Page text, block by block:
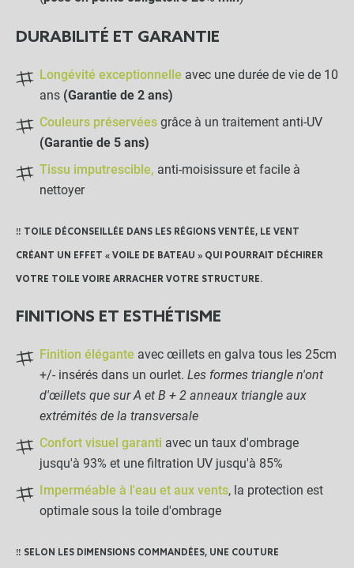
-
- +
20,00 € - +
LES PRODUITS ALTERNATIFS
Crochet champignon de
0,30 €
Kit complet :77,49 €
Toile d ombrage
DURABILITÉ ET GARANTIE
Longévité exceptionnelle avec une durée de vie de 10
ans (Garantie de 2 ans)
Couleurs préservées grâce à un traitement anti-UV
(Garantie de 5 ans)
Tissu imputrescible, anti-moisissure et facile à
nettoyer
‼️ TOILE DÉCONSEILLÉE DANS LES RÉGIONS VENTÉE, LE VENT
CRÉANT UN EFFET « VOILE DE BATEAU » QUI POURRAIT DÉCHIRER
VOTRE TOILE VOIRE ARRACHER VOTRE STRUCTURE.
FINITIONS ET ESTHÉTISME
Finition élégante avec œillets en galva tous les 25cm
+/- insérés dans un ourlet. Les formes triangle n'ont
d'œillets que sur A et B + 2 anneaux triangle aux
extrémités de la transversale
Confort visuel garanti avec un taux d'ombrage
jusqu'à 93% et une filtration UV jusqu'à 85%
Imperméable à l'eau et aux vents, la protection est
optimale sous la toile d'ombrage
‼️ SELON LES DIMENSIONS COMMANDÉES, UNE COUTURE